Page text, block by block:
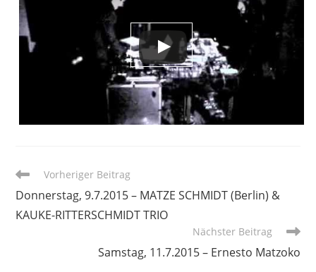
Weitere
ansehen
Vorheriger Beitrag
Donnerstag, 9.7.2015 – MATZE SCHMIDT (Berlin) &
KAUKE-RITTERSCHMIDT TRIO
Nächster Beitrag
Samstag, 11.7.2015 – Ernesto Matzoko